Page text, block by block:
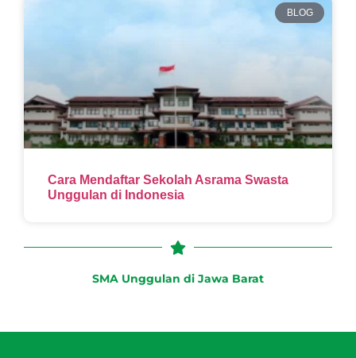
BLOG
Cara Mendaftar Sekolah Asrama Swasta
Unggulan di Indonesia
SMA Unggulan di Jawa Barat